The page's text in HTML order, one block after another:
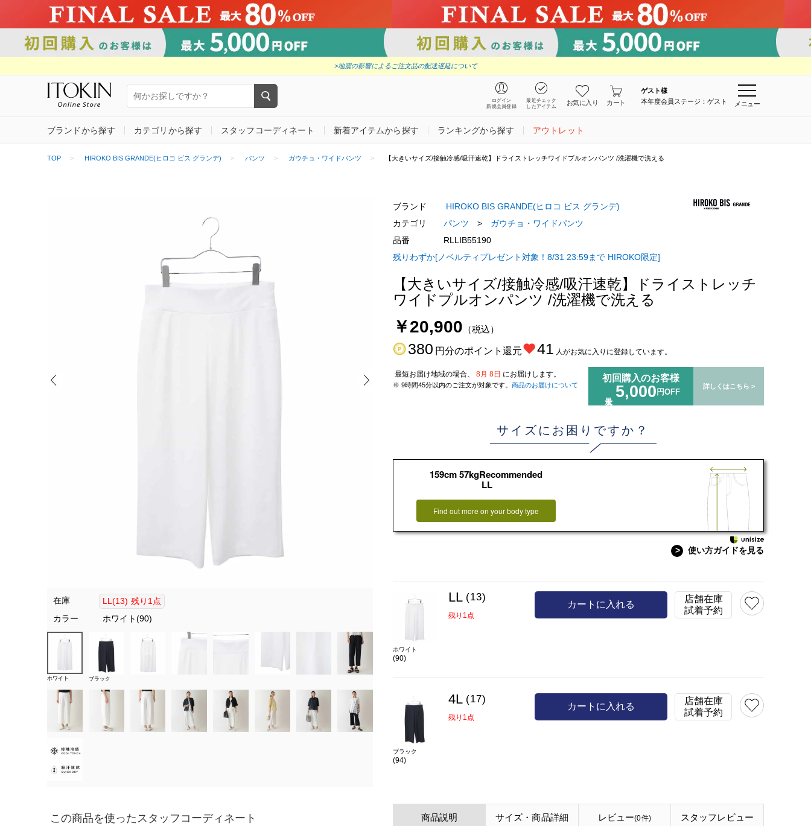
>地震の影響によるご注文品の配送遅延について
ログイン
新規会員登録
最近チェック
したアイテム
お気に入り カート
ゲスト様
本年度会員ステージ：ゲスト
メニュー
ブランドから探す カテゴリから探す スタッフコーディネート 新着アイテムから探す ランキングから探す アウトレット
TOP HIROKO BIS GRANDE(ヒロコ ビス グランデ) パンツ ガウチョ・ワイドパンツ 【大きいサイズ/接触冷感/吸汗速乾】ドライストレッチワイドプルオンパンツ /洗濯機で洗える
在庫 LL(13) 残り1点
カラー
ホワイト(90)
4L(17) 残り1点
ブラック(94)
ホワイト ブラック
この商品を使ったスタッフコーディネート
ブランド
HIROKO BIS GRANDE(ヒロコ ビス グランデ)
カテゴリ
パンツ >
ガウチョ・ワイドパンツ
品番
RLLIB55190
残りわずか[ノベルティプレゼント対象！8/31 23:59まで HIROKO限定]
【大きいサイズ/接触冷感/吸汗速乾】ドライストレッチ
ワイドプルオンパンツ /洗濯機で洗える
￥20,900 （税込）
380 円分のポイント還元 41 人がお気に入りに登録しています。
最短お届け地域の場合、 8月 8日 にお届けします。
※ 9時間45分以内のご注文が対象です。 商品のお届けについて
初回購入のお客様
5,000円OFF
詳しくはこちら >
サイズにお困りですか？
159cm 57kgRecommended
LL
Find out more on your body type
> 使い方ガイドを見る
ホワイト
(90)
LL (13)
残り1点
カートに入れる
店舗在庫
試着予約
ブラック
(94)
4L (17)
残り1点
カートに入れる
店舗在庫
試着予約
商品説明 サイズ・商品詳細 レビュー(0件) スタッフ レビュー